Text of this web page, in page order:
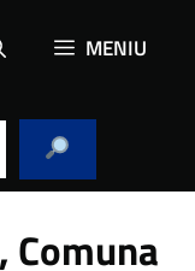
MENIU
Comuna